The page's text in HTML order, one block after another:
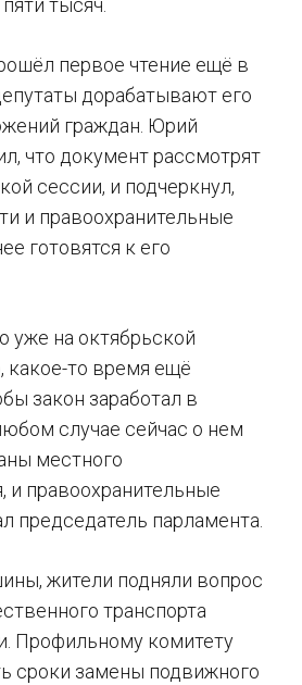
тысяч.
первое чтение ещё в
дорабатывают его
граждан. Юрий
что документ рассмотрят
сессии, и подчеркнул,
и правоохранительные
готовятся к его
уже на октябрьской
какое-то время ещё
закон заработал в
случае сейчас о нем
местного
и правоохранительные
председатель парламента.
жители подняли вопрос
транспорта
Профильному комитету
сроки замены подвижного